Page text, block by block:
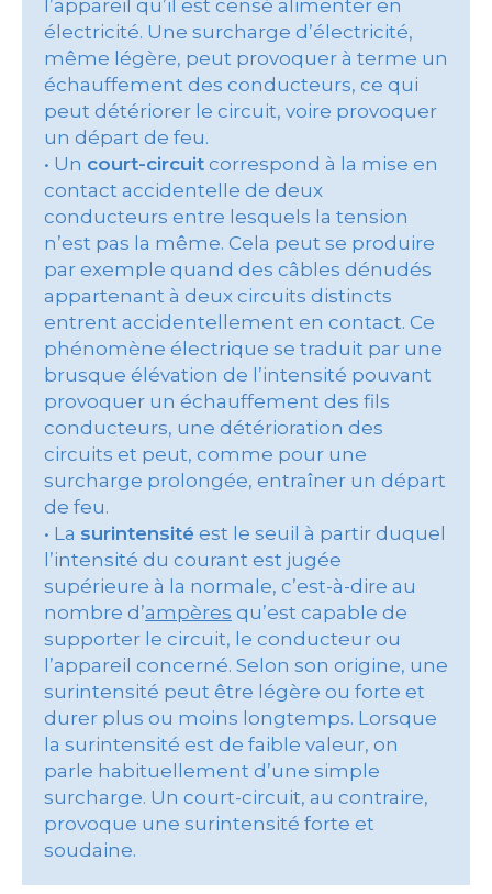
l’appareil qu’il est censé alimenter en
électricité. Une surcharge d’électricité,
même légère, peut provoquer à terme un
échauffement des conducteurs, ce qui
peut détériorer le circuit, voire provoquer
un départ de feu.
• Un court-circuit correspond à la mise en
contact accidentelle de deux
conducteurs entre lesquels la tension
n’est pas la même. Cela peut se produire
par exemple quand des câbles dénudés
appartenant à deux circuits distincts
entrent accidentellement en contact. Ce
phénomène électrique se traduit par une
brusque élévation de l’intensité pouvant
provoquer un échauffement des fils
conducteurs, une détérioration des
circuits et peut, comme pour une
surcharge prolongée, entraîner un départ
de feu.
• La surintensité est le seuil à partir duquel
l’intensité du courant est jugée
supérieure à la normale, c’est-à-dire au
nombre d’ampères qu’est capable de
supporter le circuit, le conducteur ou
l’appareil concerné. Selon son origine, une
surintensité peut être légère ou forte et
durer plus ou moins longtemps. Lorsque
la surintensité est de faible valeur, on
parle habituellement d’une simple
surcharge. Un court-circuit, au contraire,
provoque une surintensité forte et
soudaine.